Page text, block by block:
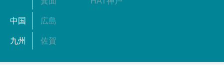
中国 広島
九州 佐賀